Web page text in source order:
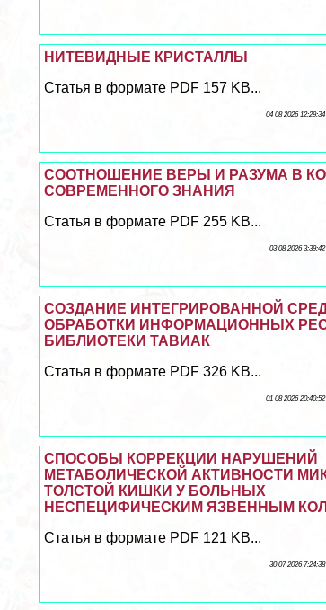
НИТЕВИДНЫЕ КРИСТАЛЛЫ
Статья в формате PDF 157 KB...
04 08 2026 12:29:34
СООТНОШЕНИЕ ВЕРЫ И РАЗУМА В
СОВРЕМЕННОГО ЗНАНИЯ
Статья в формате PDF 255 KB...
03 08 2026 3:39:42
СОЗДАНИЕ ИНТЕГРИРОВАННОЙ
ОБРАБОТКИ ИНФОРМАЦИОННЫХ
БИБЛИОТЕКИ ТАВИАК
Статья в формате PDF 326 KB...
01 08 2026 20:40:52
СПОСОБЫ КОРРЕКЦИИ НАРУШЕНИЙ
МЕТАБОЛИЧЕСКОЙ АКТИВНОСТИ
ТОЛСТОЙ КИШКИ У БОЛЬНЫХ
НЕСПЕЦИФИЧЕСКИМ ЯЗВЕННЫМ
Статья в формате PDF 121 KB...
30 07 2026 7:24:38